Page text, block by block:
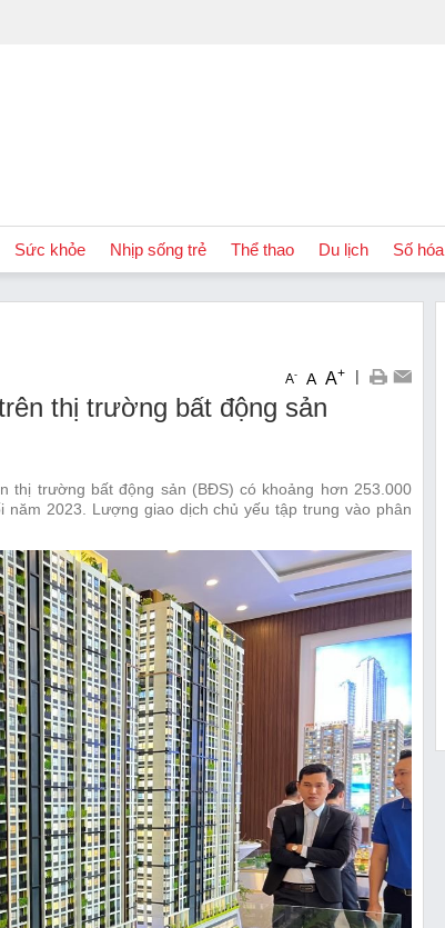
Sức khỏe Nhịp sống trẻ Thể thao Du lịch Số hóa
A- A A+ |
thị trường bất động sản
thị trường bất động sản (BĐS) có khoảng hơn 253.000
2023. Lượng giao dịch chủ yếu tập trung vào phân